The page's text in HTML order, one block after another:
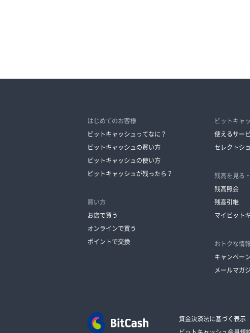
はじめてのお客様
ビットキャッシュってなに？
ビットキャッシュの買い方
ビットキャッシュの使い方
ビットキャッシュが残ったら？
買い方
お店で買う
オンラインで買う
ポイントで交換
ビットキャ
使えるサー
セレクトシ
残高を見る
残高照会
残高引継
マイビット
おトクな情報
キャンペーン
メールマガ
資金決済法に基づく表示